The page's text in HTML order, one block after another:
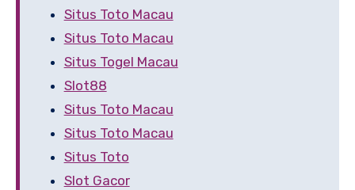
Situs Toto Macau
Situs Toto Macau
Situs Togel Macau
Slot88
Situs Toto Macau
Situs Toto Macau
Situs Toto
Slot Gacor